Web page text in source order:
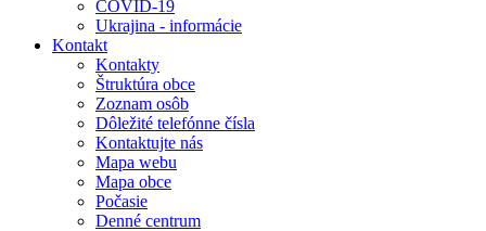
COVID-19
Ukrajina - informácie
Kontakt
Kontakty
Štruktúra obce
Zoznam osôb
Dôležité telefónne čísla
Kontaktujte nás
Mapa webu
Mapa obce
Počasie
Denné centrum